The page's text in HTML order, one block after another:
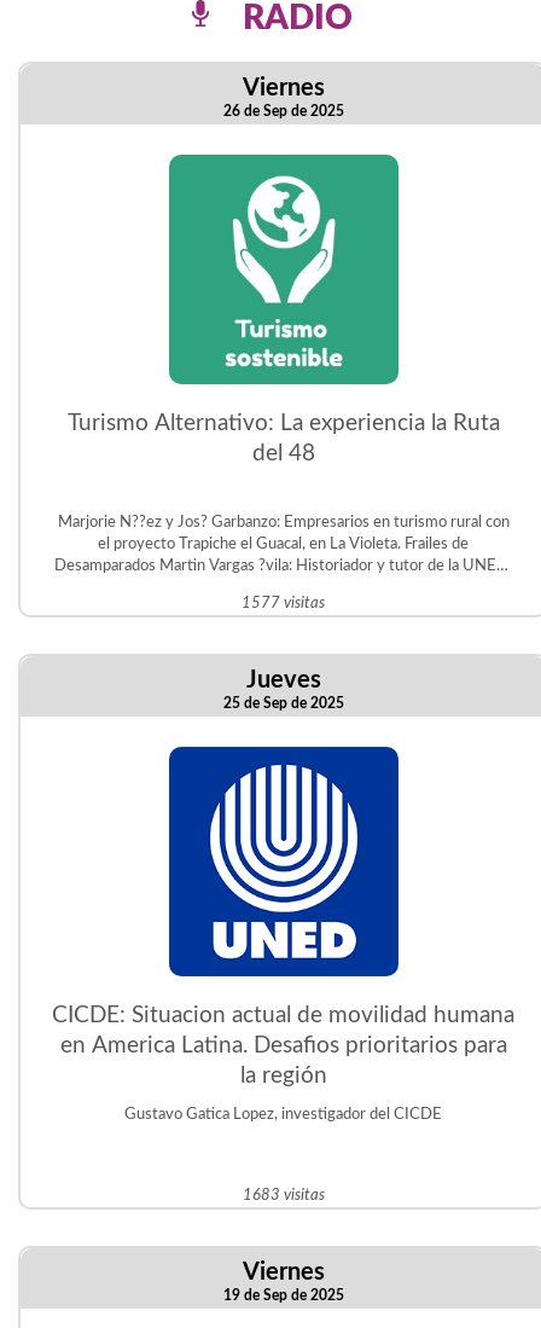
RADIO
Viernes
26 de Sep de 2025
Turismo Alternativo: La experiencia la Ruta
del 48
Marjorie N??ez y Jos? Garbanzo: Empresarios en turismo rural con
el proyecto Trapiche el Guacal, en La Violeta. Frailes de
Desamparados Martin Vargas ?vila: Historiador y tutor de la UNED.
1577 visitas
Jueves
25 de Sep de 2025
CICDE: Situacion actual de movilidad humana
en America Latina. Desafios prioritarios para
la región
Gustavo Gatica Lopez, investigador del CICDE
1683 visitas
Viernes
19 de Sep de 2025